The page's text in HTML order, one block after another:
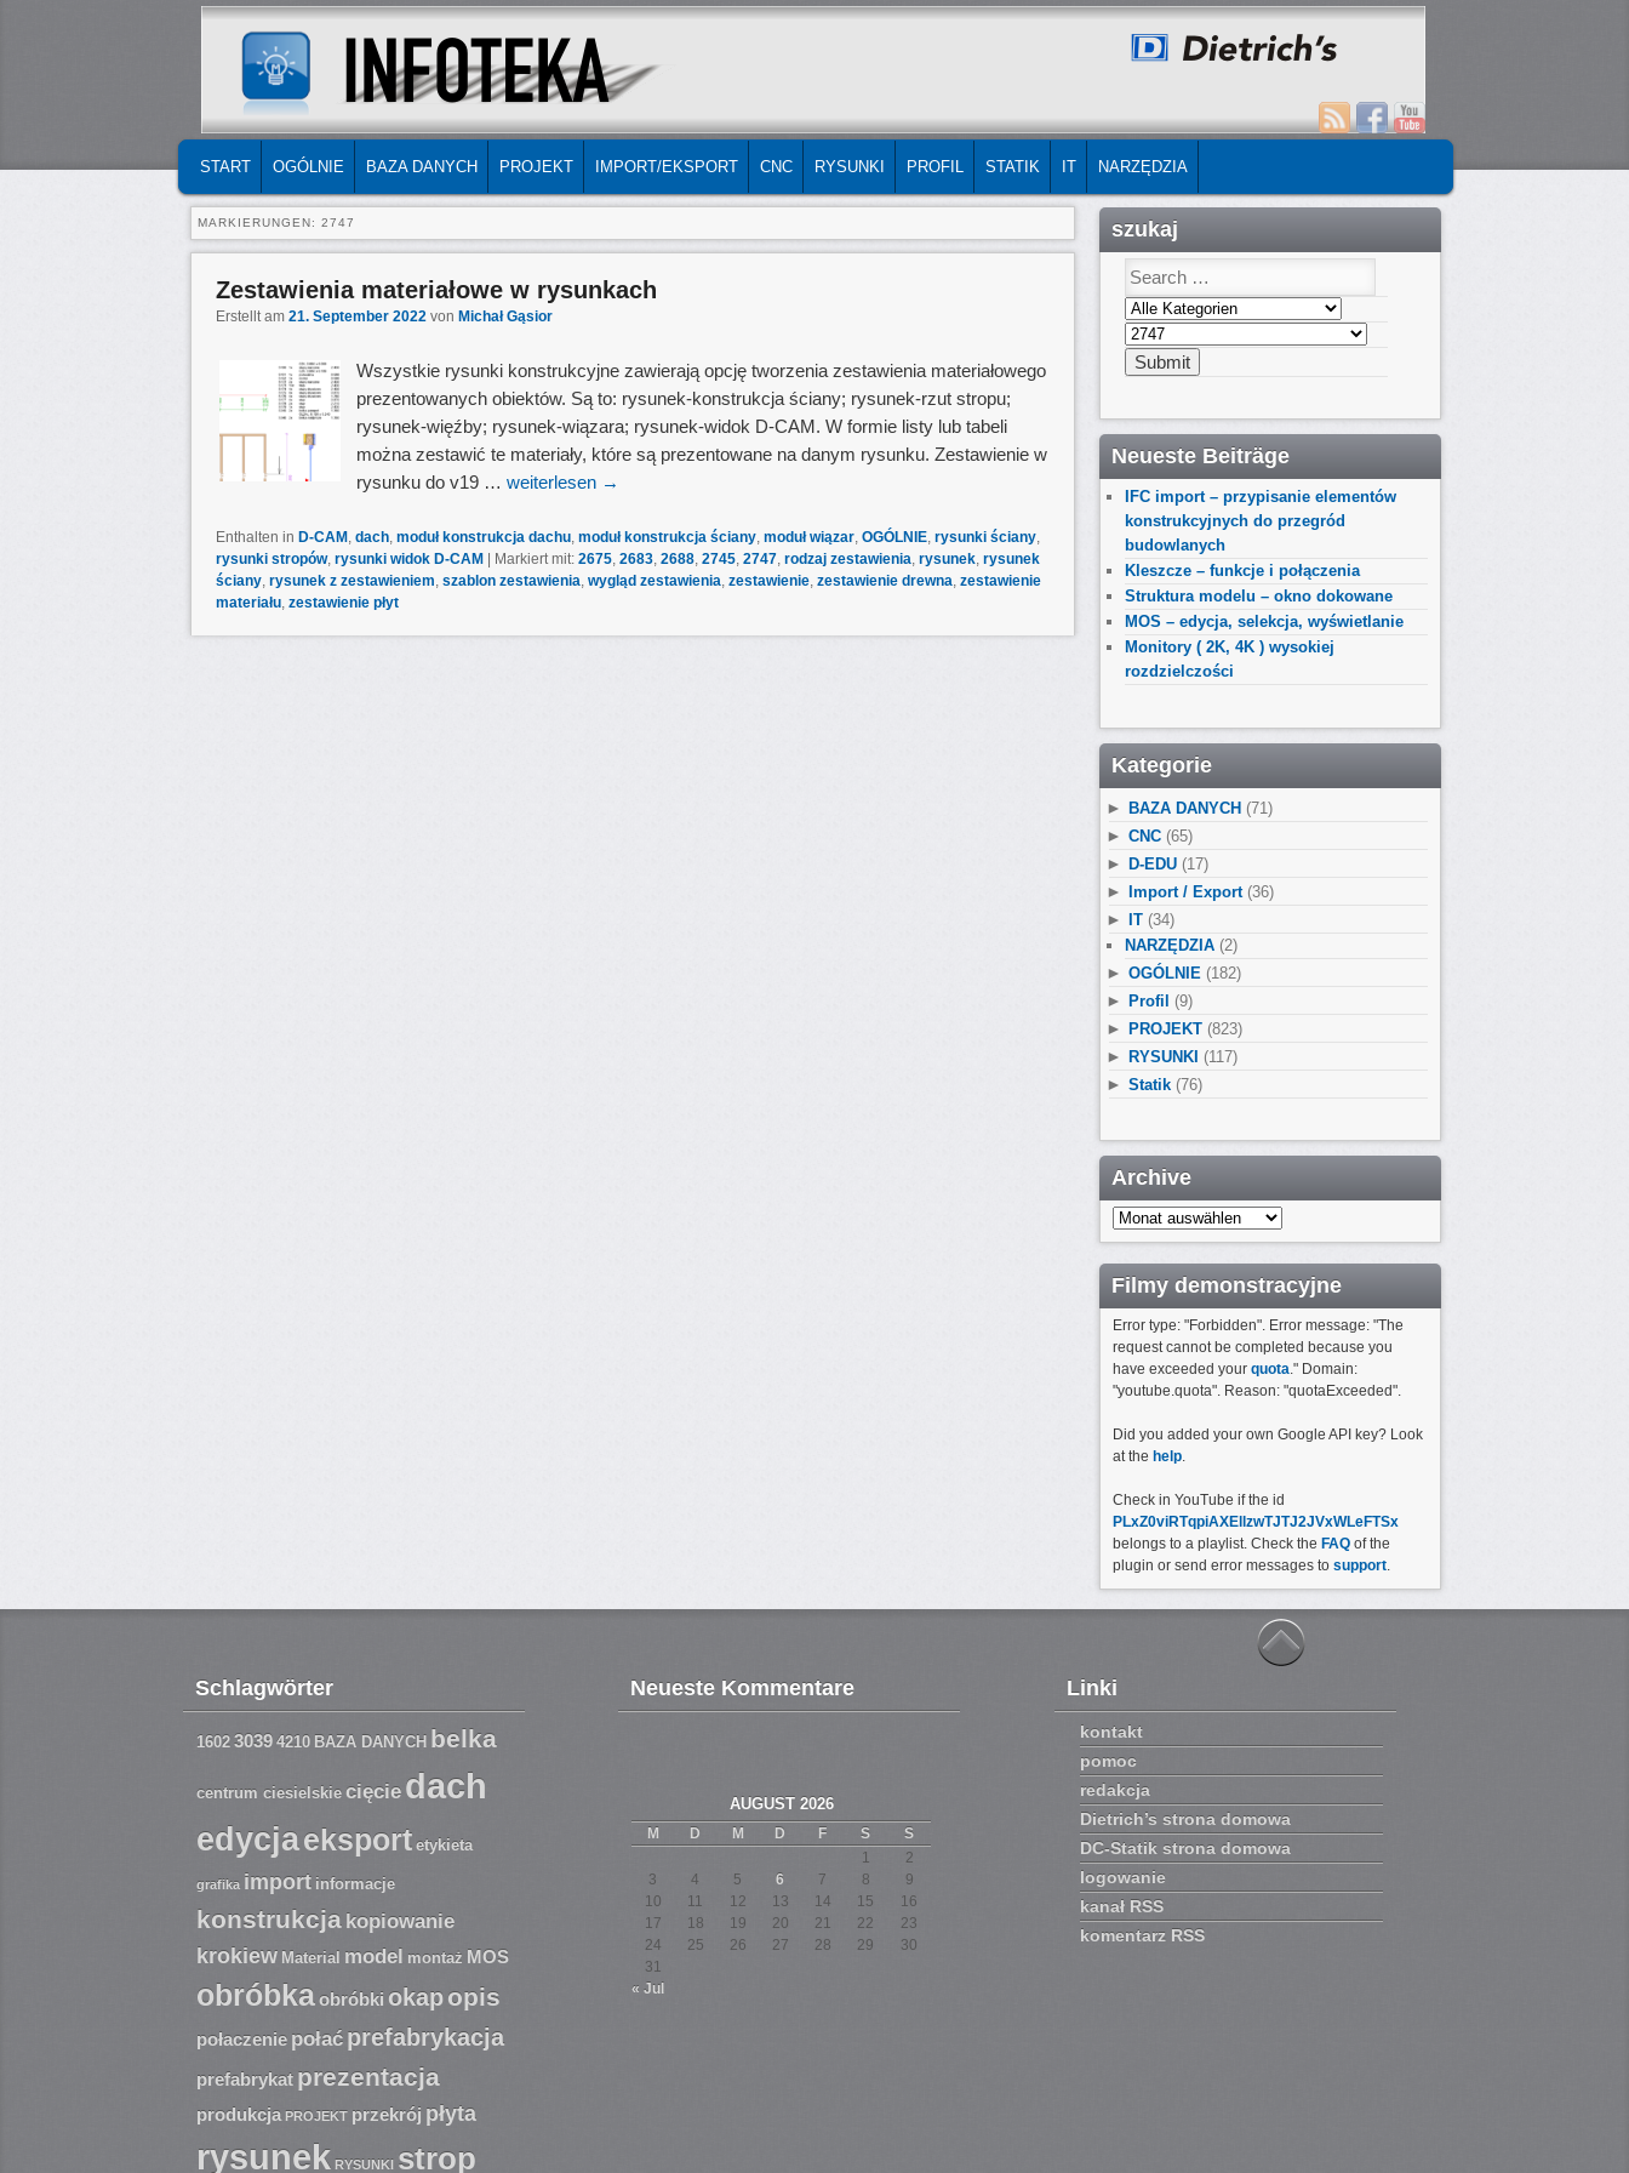
SKIP TO PRIMARY CONTENT
SKIP TO SECONDARY CONTENT
START OGÓLNIE BAZA DANYCH PROJEKT IMPORT/EKSPORT CNC RYSUNKI PROFIL STATIK IT NARZĘDZIA
MARKIERUNGEN: 2747
Zestawienia materiałowe w rysunkach
Erstellt am 21. September 2022 von Michał Gąsior
Wszystkie rysunki konstrukcyjne zawierają opcję tworzenia zestawienia materiałowego
prezentowanych obiektów. Są to: rysunek-konstrukcja ściany; rysunek-rzut stropu;
rysunek-więźby; rysunek-wiązara; rysunek-widok D-CAM. W formie listy lub tabeli
można zestawić te materiały, które są prezentowane na danym rysunku. Zestawienie w
rysunku do v19 … weiterlesen →
Enthalten in D-CAM dach moduł konstrukcja dachu moduł konstrukcja ściany moduł wiązar OGÓLNIE rysunki ściany
rysunki stropów, rysunki widok D-CAM | Markiert mit: 2675 2683 2688 2745 2747 rodzaj zestawienia rysunek rysunek
ściany rysunek z zestawieniem szablon zestawienia wygląd zestawienia zestawienie zestawienie drewna zestawienie
materiału zestawienie płyt
szukaj
Neueste Beiträge
IFC import – przypisanie elementów
konstrukcyjnych do przegród
budowlanych
Kleszcze – funkcje i połączenia
Struktura modelu – okno dokowane
MOS – edycja, selekcja, wyświetlanie
Monitory ( 2K, 4K ) wysokiej
rozdzielczości
Kategorie
► BAZA DANYCH (71)
► CNC (65)
► D-EDU (17)
► Import / Export(36)
► IT (34)
NARZĘDZIA (2)
► OGÓLNIE (182)
► Profil (9)
► PROJEKT (823)
► RYSUNKI (117)
► Statik (76)
Archive
Archive
Filmy demonstracyjne
Error type: "Forbidden". Error message: "The
request cannot be completed because you
have exceeded your quota." Domain:
"youtube.quota". Reason: "quotaExceeded".
Did you added your own Google API key? Look
at the help.
Check in YouTube if the id
PLxZ0viRTqpiAXEllzwTJTJ2JVxWLeFTSx
belongs to a playlist. Check the FAQ of the
plugin or send error messages to support.
Schlagwörter
1602 3039 4210 BAZA DANYCH belka
centrum ciesielskie cięcie dach
edycjaeksport etykieta
grafika import informacje
konstrukcja kopiowanie
krokiew Material model montaż MOS
obróbka obróbki okapopis
połaczenie połać prefabrykacja
prefabrykat prezentacja
produkcja PROJEKT przekrój płyta
rysunek RYSUNKI strop
Neueste Kommentare
AUGUST 2026
M D M D F S
S
1
2
3
4 5 6 7 8
9
10
11 12 13 14 15
16
17
18 19 20 21 22
23
24
25 26 27 28 29
30
31
« Jul
Linki
kontakt
pomoc
redakcja
Dietrich’s strona domowa
DC-Statik strona domowa
logowanie
kanał RSS
komentarz RSS